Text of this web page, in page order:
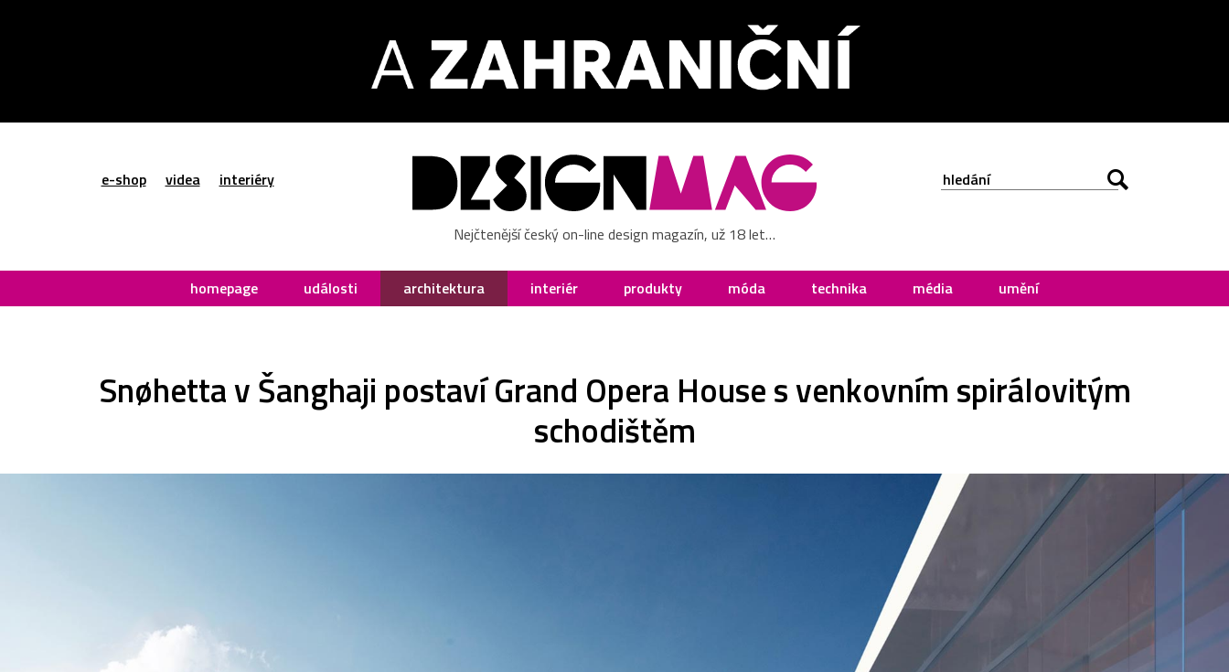
e-shop videa interiéry
Nejčtenější český on-line design magazín, už 18 let…
homepage události architektura interiér produkty móda technika média umění
Snøhetta v Šanghaji postaví Grand Opera House s venkovním spirálovitým
schodištěm